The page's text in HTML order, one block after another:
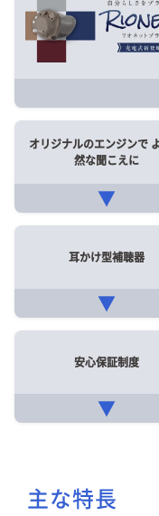
オリジナルのエンジンで
然な聞こえに
▼
耳かけ型補聴器
▼
安心保証制度
▼
主な特長